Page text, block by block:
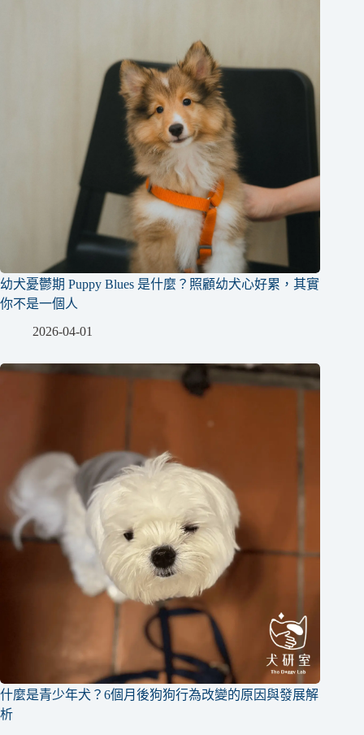
幼犬憂鬱期 Puppy Blues 是什麼？照顧幼犬心好累，其實
你不是一個人
2026-04-01
什麼是青少年犬？6個月後狗狗行為改變的原因與發展解
析